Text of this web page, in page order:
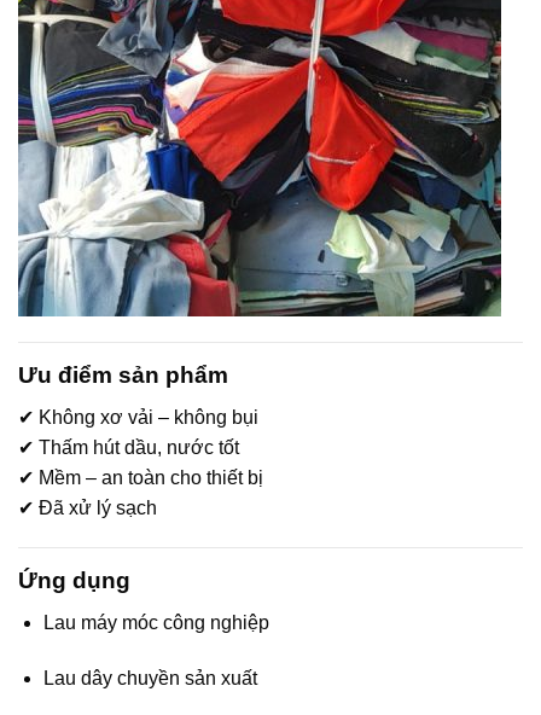
Ưu điểm sản phẩm
✔ Không xơ vải – không bụi
✔ Thấm hút dầu, nước tốt
✔ Mềm – an toàn cho thiết bị
✔ Đã xử lý sạch
Ứng dụng
Lau máy móc công nghiệp
Lau dây chuyền sản xuất